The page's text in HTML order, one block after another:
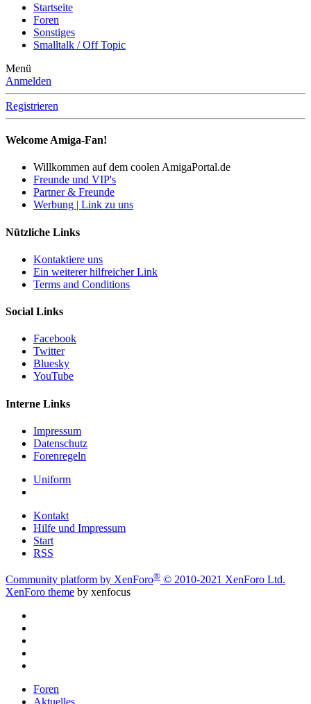
Startseite
Foren
Sonstiges
Smalltalk / Off Topic
Menü
Anmelden
Registrieren
Welcome Amiga-Fan!
Willkommen auf dem coolen AmigaPortal.de
Freunde und VIP's
Partner & Freunde
Werbung | Link zu uns
Nützliche Links
Kontaktiere uns
Ein weiterer hilfreicher Link
Terms and Conditions
Social Links
Facebook
Twitter
Bluesky
YouTube
Interne Links
Impressum
Datenschutz
Forenregeln
Uniform
Kontakt
Hilfe und Impressum
Start
RSS
Community platform by XenForo® © 2010-2021 XenForo Ltd.
XenForo theme by xenfocus
Foren